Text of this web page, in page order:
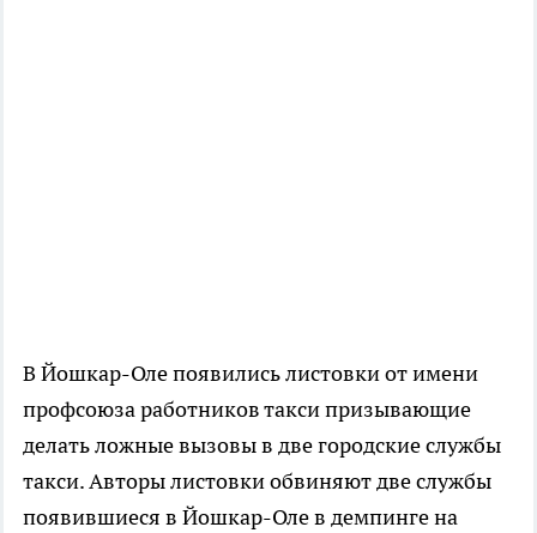
В Йошкар-Оле появились листовки от имени
профсоюза работников такси призывающие
делать ложные вызовы в две городские службы
такси. Авторы листовки обвиняют две службы
появившиеся в Йошкар-Оле в демпинге на